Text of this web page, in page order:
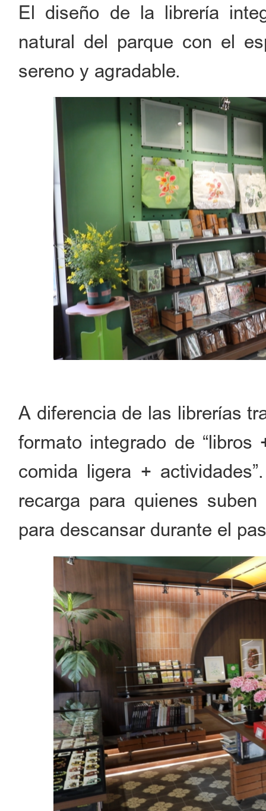
El diseño de la librería
natural del parque con el
sereno y agradable.
A diferencia de las librerías
formato integrado de
comida ligera +
recarga para quienes
para descansar durante el